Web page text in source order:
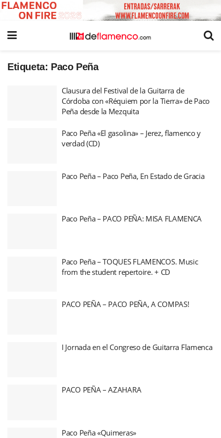
Etiqueta: Paco Peña
Clausura del Festival de la Guitarra de
Córdoba con «Réquiem por la Tierra» de Paco
Peña desde la Mezquita
Paco Peña «El gasolina» – Jerez, flamenco y
verdad (CD)
Paco Peña – Paco Peña, En Estado de Gracia
Paco Peña – PACO PEÑA: MISA FLAMENCA
Paco Peña – TOQUES FLAMENCOS. Music
from the student repertoire. + CD
PACO PEÑA – PACO PEÑA, A COMPAS!
I Jornada en el Congreso de Guitarra Flamenca
PACO PEÑA – AZAHARA
Paco Peña «Quimeras»